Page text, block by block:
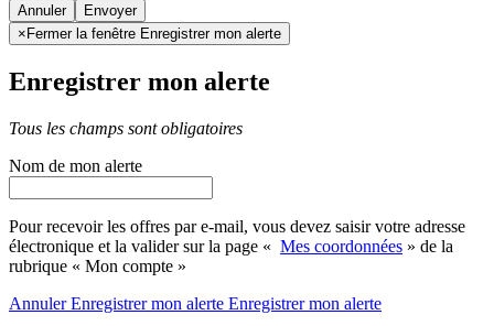
Annuler
× Fermer la fenêtre Enregistrer mon alerte
Enregistrer mon alerte
Tous les champs sont obligatoires
Nom de mon alerte
Pour recevoir les offres par e-mail, vous devez saisir votre adresse
électronique et la valider sur la page « Mes coordonnées » de la
rubrique « Mon compte »
AnnulerEnregistrer mon alerte Enregistrermon alerte